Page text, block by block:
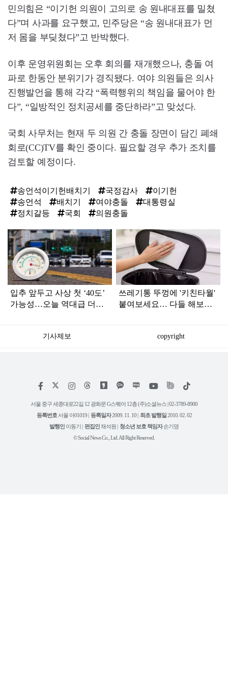
민의힘은 “이기헌 의원이 고의로 송 원내대표를 밀쳤
다”며 사과를 요구했고, 민주당은 “송 원내대표가 먼
저 몸을 부딪쳤다”고 반박했다.
이후 운영위원회는 오후 회의를 재개했으나, 충돌 여
파로 한동안 분위기가 경직됐다. 여야 의원들은 의사
진행발언을 통해 각각 “폭력행위의 책임을 물어야 한
다”, “일방적인 정치공세를 중단하라”고 맞섰다.
국회 사무처는 현재 두 의원 간 충돌 장면이 담긴 폐쇄
회로(CC)TV를 확인 중이다. 필요할 경우 추가 조치를
검토할 예정이다.
송언석이기헌배치기 국정감사
이기헌
송언석
배치기 여야충돌
대통령실
정치갈등
국회 의원충돌
탑
라
인
입추 앞두고 사상 첫 ‘40도’
가능성…오늘 역대급 더위
쓰레기통 뚜껑에 '키친타월'
붙여보세요… 다들 해보라
기사제보 copyright
페
스
북
인
타
그
램
위
트
리
유
튜
틱
서울 중구 세종대로22길 12 광화문 G스퀘어 12층 (주)소셜뉴스 | 02-3789-8900
등록번호 서울 아01019 | 등록일자2009. 11. 10 | 최초 발행일2010. 02. 02
발행인 이동기 | 편집인채석원 | 청소년 보호 책임자손기영
© Social News Co., Ltd. All Right Reserved.